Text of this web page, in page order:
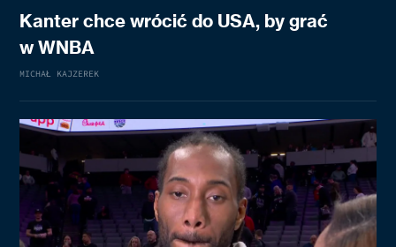
Kanter chce wrócić do USA, by grać
w WNBA
MICHAŁ KAJZEREK